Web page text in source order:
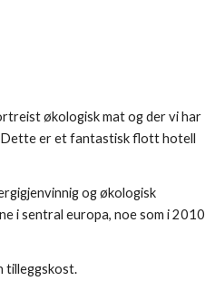
økologisk mat og der vi har
Dette er et fantastisk flott hotell
og økologisk
i sentral europa, noe som i 2010
tilleggskost.